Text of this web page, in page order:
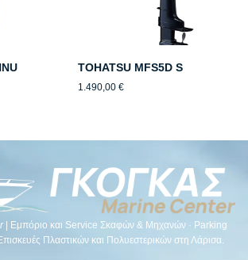
TOHATSU MFS5D S
1.490,00 €
| Εμπόριο και Service Σκαφών & Μηχανών · Parking
Πλαστικών και Πολυεστερικών στη Λάρισα.